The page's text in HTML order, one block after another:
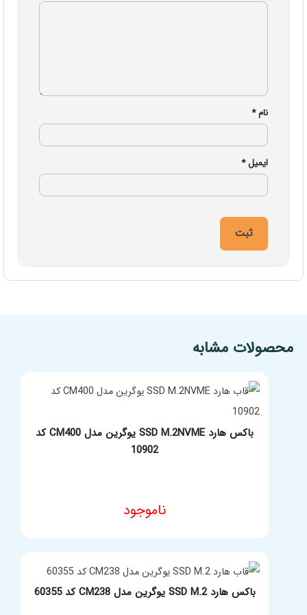
نام*
ایمیل*
محصولات مشابه
باکس هارد SSD M.2NVME یوگرین مدل CM400 کد
10902
ناموجود
باکس هارد SSD M.2 یوگرین مدل CM238 کد 60355